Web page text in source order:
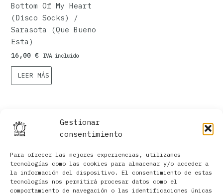
Gestionar
consentimiento
Para ofrecer las mejores experiencias, utilizamos
tecnologías como las cookies para almacenar y/o acceder a
la información del dispositivo. El consentimiento de estas
tecnologías nos permitirá procesar datos como el
comportamiento de navegación o las identificaciones únicas
Bottom Of My Heart
(Disco Socks) /
Sarasota (Que Bueno
Esta)
16,00 € IVA incluido
LEER MÁS